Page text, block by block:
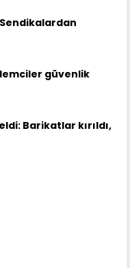
güvenlik
Barikatlar kırıldı,